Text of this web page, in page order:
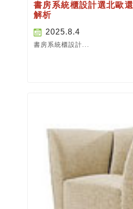
書房系統櫃設計選北歐
解析
2025.8.4
書房系統櫃設計...